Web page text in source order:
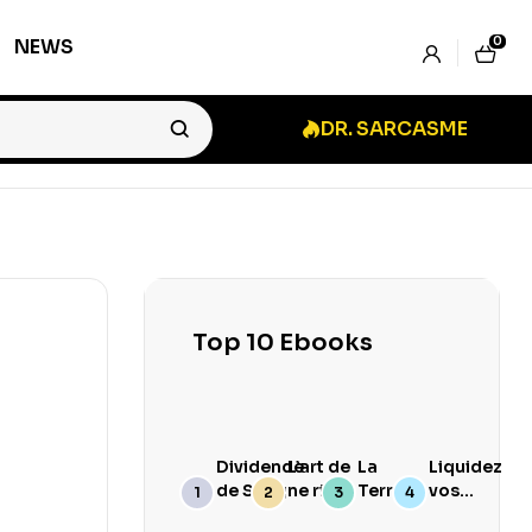
NEWS 0
DR. SARCASME
Top 10 Ebooks
Dividende
de Sang
L’art de
ne rien
branler
La
Terre
Goûte
Liquidez
vos